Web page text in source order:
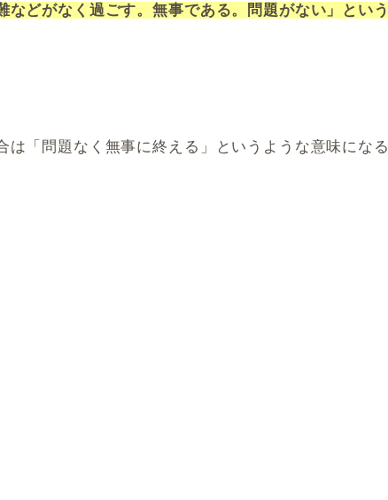
などがなく過ごす。無事である。問題がない」という
は「問題なく無事に終える」というような意味になる